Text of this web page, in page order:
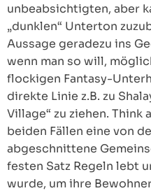
unbeabsichtigten, aber
„dunklen“ Unterton
Aussage geradezu ins
wenn man so will,
flockigen Fantasy-
direkte Linie z.B. zu
Village“ zu ziehen. Think
beiden Fällen eine von
abgeschnittene
festen Satz Regeln lebt
wurde, um ihre